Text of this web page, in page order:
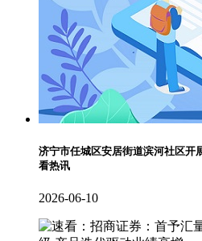
济宁市任城区安居街道滨河社区开
看热讯
2026-06-10